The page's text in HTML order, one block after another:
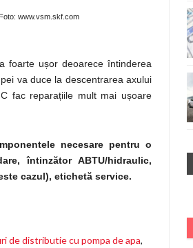
Foto: www.vsm.skf.com
foarte ușor deoarece întinderea
va duce la descentrarea axului
fac reparațiile mult mai ușoare
necesare pentru o
întinzător ABTU/hidraulic,
cazul), etichetă service.
de distributie cu pompa de apa,